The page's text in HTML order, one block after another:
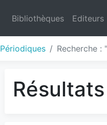
Bibliothèques Editeurs
Périodiques Recherche :